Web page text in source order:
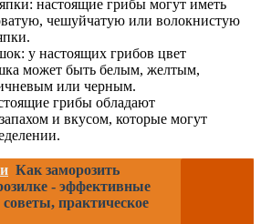
настоящие грибы могут иметь
чешуйчатую или волокнистую
у настоящих грибов цвет
может быть белым, желтым,
или черным.
грибы обладают
и вкусом, которые могут
Как заморозить
- эффективные
практическое